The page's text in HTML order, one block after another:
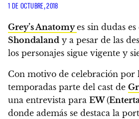
1 DE OCTUBRE, 2018
Grey’s Anatomyes sin dudas
Shondaland y a pesar de las
los personajes sigue vigente y
Con motivo de celebración por
temporadas parte del cast de
una entrevista para EW(
donde además se destaca la